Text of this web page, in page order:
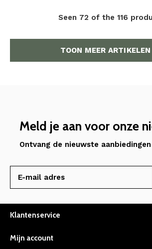
Seen 72 of the 116
TOON MEER ARTIKELEN
Meld je aan voor onze
Ontvang de nieuwste
Klantenservice
Mijn account